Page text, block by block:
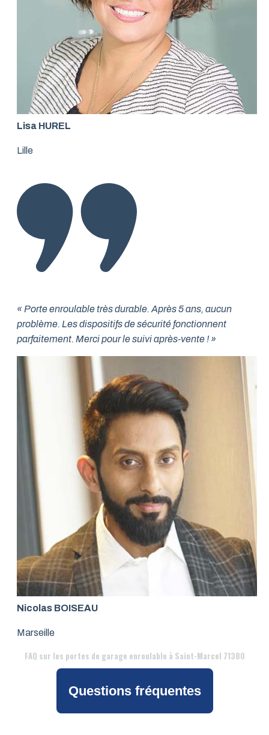
Lisa HUREL
Lille
« Porte enroulable très durable. Après 5 ans, aucun
problème. Les dispositifs de sécurité fonctionnent
parfaitement. Merci pour le suivi après-vente ! »
Nicolas BOISEAU
Marseille
FAQ sur les portes de garage enroulable à Saint-Marcel 71380
Questions fréquentes